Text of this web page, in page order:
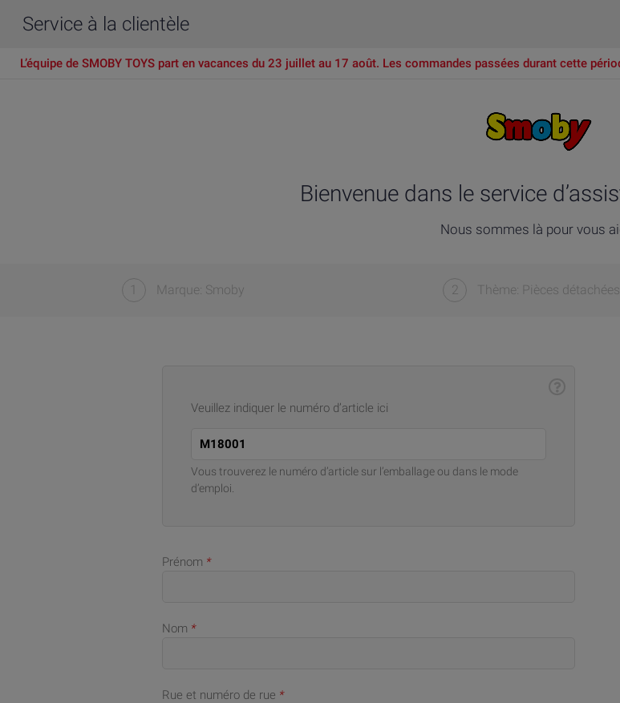
Service à la clientèle
L’équipe de SMOBY TOYS part en vacances du 23 juillet au 17 août. Les commandes passées durant cette
Bienvenue dans le service
Nous sommes là pour vous
1 Marque: Smoby 2 Thème: Pièces détachées
Veuillez indiquer le numéro d’article ici
Vous trouverez le numéro d’article sur l’emballage ou dans le mode
d’emploi.
Prénom *
Nom *
Rue et numéro de rue *